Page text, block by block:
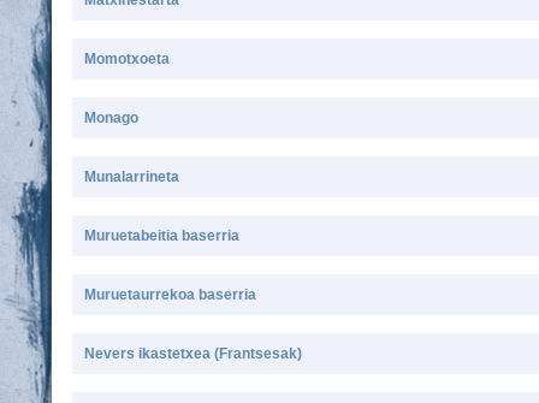
Momotxoeta
Monago
Munalarrineta
Muruetabeitia baserria
Muruetaurrekoa baserria
Nevers ikastetxea (Frantsesak)